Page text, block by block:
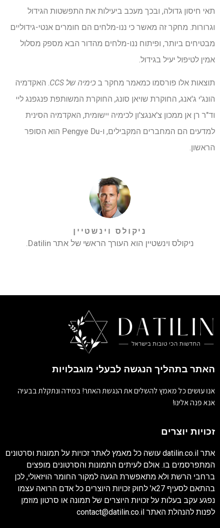
תאי חיסון גדולה, ובכך מעכב ביעילות את התפשטות הגידול
וגרורות. מחקר זה מאשר כי ננו-מלחים הם חומרים אנטי-גידוליים
מבטיחים ביותר, ופיתוח ננו-מלחים מהדור הבא מספק מסלול
אמין לטיפול יעיל בגידול.
תוצאות אלו פורסמו כמאמר מחקר ב כימיה של CCS
. האקדמיה
הונג'י ג'אנג, החוקרת שויאן סונג, החוקרת המשותפת פנגפנג ליי
וד"ר רן אן ממכון צ'אנגצ'ון לכימיה יישומית, האקדמיה הסינית
למדעים הם המחברים המקבילים, ו-Pengye Du הוא הסופר
הראשון.
ניקולס וינשטיין
ניקולס וינשטיין הוא העורך הראשי של אתר Datilin.
האתר בתהליך הנגשה לבעלי מוגבלויות
אנו עושים כל מאמץ להשלים את הנגשת האתר! במידה ונתקלת בבעיה
אנא פנה אלינו!
זכויות יוצרים
אתר datilin.co.il עושה כל מאמץ לאתר זכויות על תמונות וסרטונים
המתפרסמים בו. אולם לעיתים התמונות והסרטונים מופצים
ברחבי הרשת ולא מתאפשרת הגעה למקור החומר הויזאולי, לכן
בהתאם לסעיף 27א' לחוק זכויות היוצרים כל אדם הרואה עצמו
נפגע עקב בעלות על זכויות היוצרים של תמונה או סרטון מוזמן
לפנות להנהלת האתר contact@datilin.co.il